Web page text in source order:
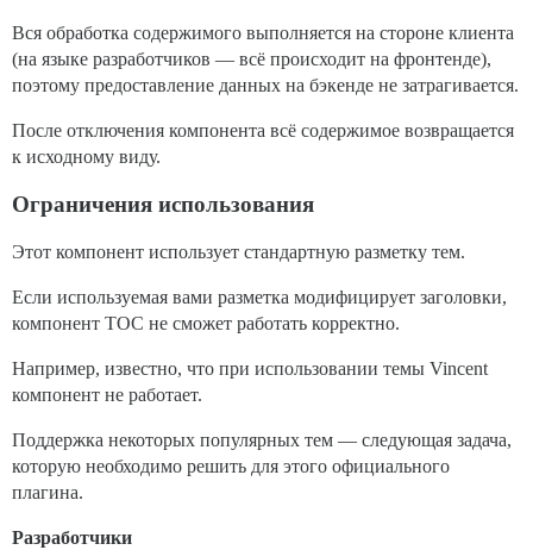
Вся обработка содержимого выполняется на стороне клиента
(на языке разработчиков — всё происходит на фронтенде),
поэтому предоставление данных на бэкенде не затрагивается.
После отключения компонента всё содержимое возвращается
к исходному виду.
Ограничения использования
Этот компонент использует стандартную разметку тем.
Если используемая вами разметка модифицирует заголовки,
компонент TOC не сможет работать корректно.
Например, известно, что при использовании темы Vincent
компонент не работает.
Поддержка некоторых популярных тем — следующая задача,
которую необходимо решить для этого официального
плагина.
Разработчики